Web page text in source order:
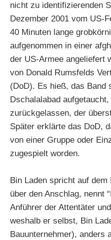
nicht zu identifizierenden
Dezember 2001 vom US-
40 Minuten lange
aufgenommen in einer
der US-Armee angeliefert
von Donald Rumsfelds
(DoD). Es hieß, das Band
Dschalalabad
zurückgelassen, der
Später erklärte das DoD,
von einer Gruppe oder
zugespielt worden.
Bin Laden spricht auf
über den Anschlag, nennt
Anführer der Attentäter
weshalb er selbst, Bin
Bauunternehmer), anders